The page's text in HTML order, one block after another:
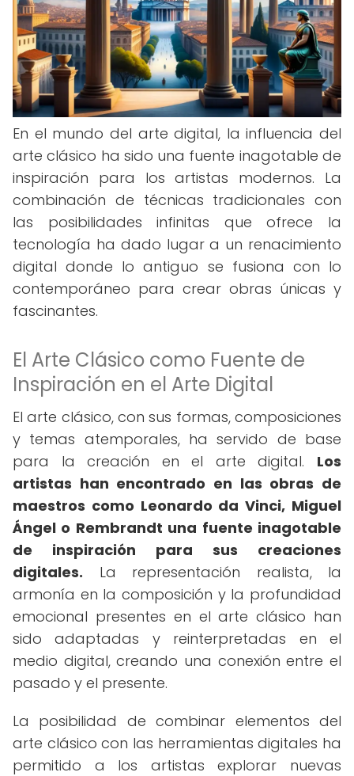
En el mundo del arte digital, la influencia del
arte clásico ha sido una fuente inagotable de
inspiración para los artistas modernos. La
combinación de técnicas tradicionales con
las posibilidades infinitas que ofrece la
tecnología ha dado lugar a un renacimiento
digital donde lo antiguo se fusiona con lo
contemporáneo para crear obras únicas y
fascinantes.
El Arte Clásico como Fuente de
Inspiración en el Arte Digital
El arte clásico, con sus formas, composiciones
y temas atemporales, ha servido de base
para la creación en el arte digital. Los
artistas han encontrado en las obras de
maestros como Leonardo da Vinci, Miguel
Ángel o Rembrandt una fuente inagotable
de inspiración para sus creaciones
digitales. La representación realista, la
armonía en la composición y la profundidad
emocional presentes en el arte clásico han
sido adaptadas y reinterpretadas en el
medio digital, creando una conexión entre el
pasado y el presente.
La posibilidad de combinar elementos del
arte clásico con las herramientas digitales ha
permitido a los artistas explorar nuevas